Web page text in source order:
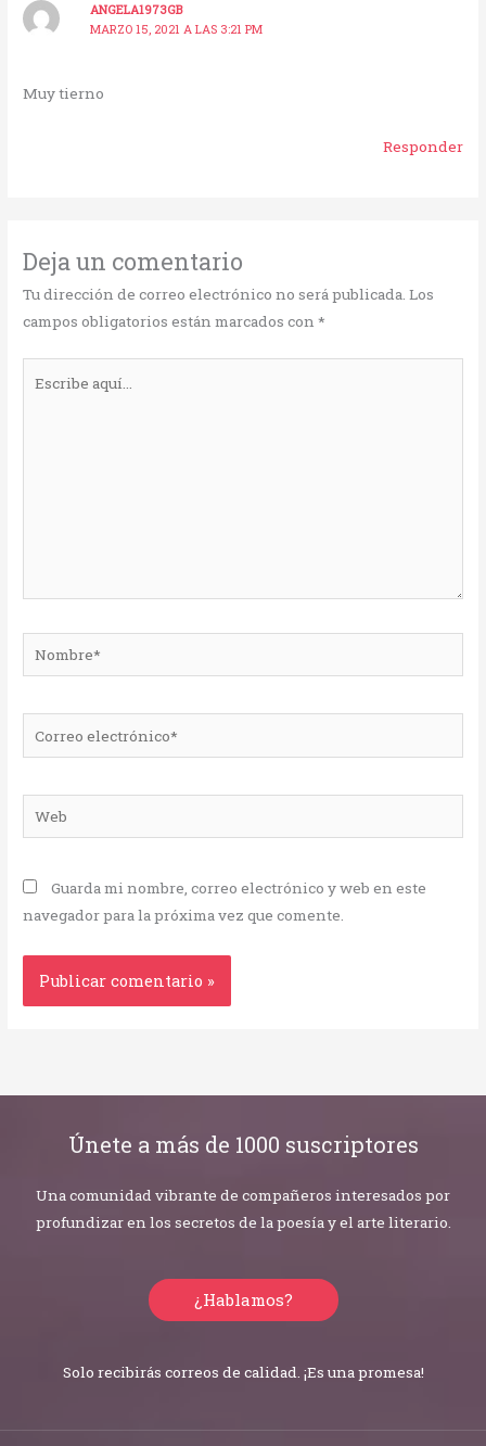
ANGELA1973GB
MARZO 15, 2021 A LAS 3:21 PM
Muy tierno
Responder
Deja un comentario
Tu dirección de correo electrónico no será publicada. Los
campos obligatorios están marcados con*
Nombre*
electrónico*
Guarda mi nombre, correo electrónico y web en este
navegador para la próxima vez que comente.
Únete a más de 1000 suscriptores
Una comunidad vibrante de compañeros interesados por
profundizar en los secretos de la poesía y el arte literario.
¿Hablamos?
Solo recibirás correos de calidad. ¡Es una promesa!